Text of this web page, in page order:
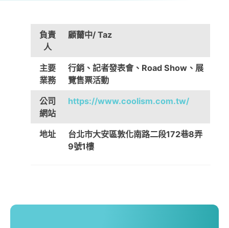
負責
人
顧薾中/Taz
主要
業務
行銷、記者發表會、 Road Show 、展
覽售票活動
公司
網站
https://www.coolism.com.tw/
地址 台北市大安區敦化南路二段172巷8弄
9號1樓